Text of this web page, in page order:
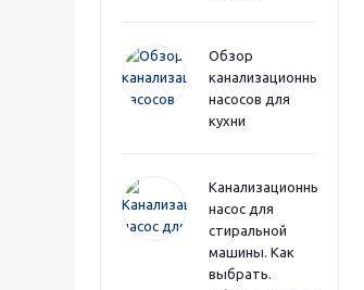
Обзор
канализационных
насосов для
кухни
Канализационный
насос для
стиральной
машины. Как
выбрать.